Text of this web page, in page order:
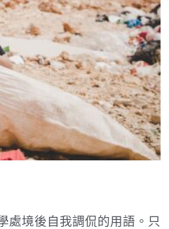
處境後自我調侃的用語。只